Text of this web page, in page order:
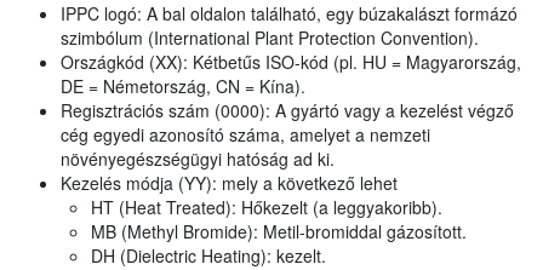
IPPC logó: A bal oldalon található, egy búzakalászt formázó
szimbólum (International Plant Protection Convention).
Országkód (XX): Kétbetűs ISO-kód (pl. HU = Magyarország,
DE = Németország, CN = Kína).
Regisztrációs szám (0000): A gyártó vagy a kezelést végző
cég egyedi azonosító száma, amelyet a nemzeti
növényegészségügyi hatóság ad ki.
Kezelés módja (YY): mely a következő lehet
HT (Heat Treated): Hőkezelt (a leggyakoribb).
MB (Methyl Bromide): Metil-bromiddal gázosított.
DH (Dielectric Heating): kezelt.